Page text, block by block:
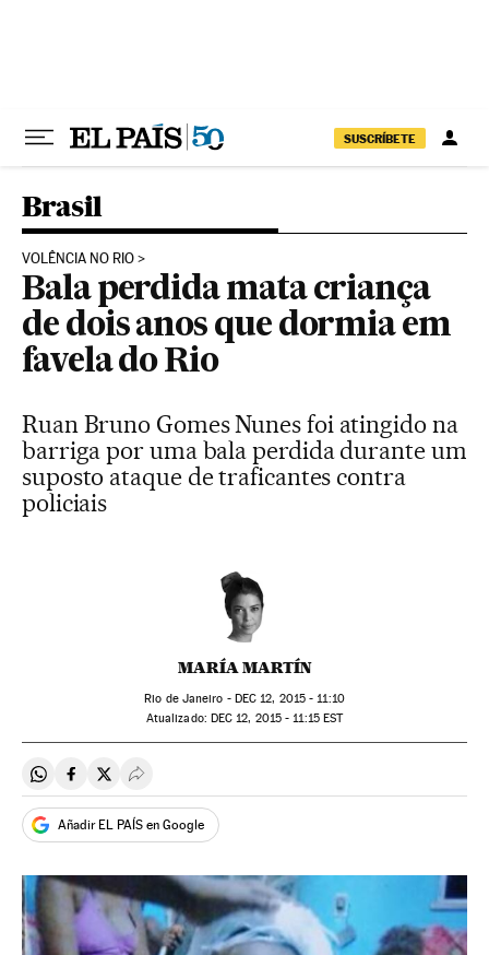
SUSCRÍBETE
Brasil
VOLÊNCIA NO RIO
Bala perdida mata criança
de dois anos que dormia em
favela do Rio
Ruan Bruno Gomes Nunes foi atingido na
barriga por uma bala perdida durante um
suposto ataque de traficantes contra
policiais
MARÍA MARTÍN
Rio de Janeiro - DEC 12, 2015 - 11:10
atualizado: DEC 12, 2015 - 11:15EST
Compartir en Whatsapp
Compartir en Facebook
Compartir en Twitter
Desplegar Redes Sociales
Añadir EL PAÍS en Google